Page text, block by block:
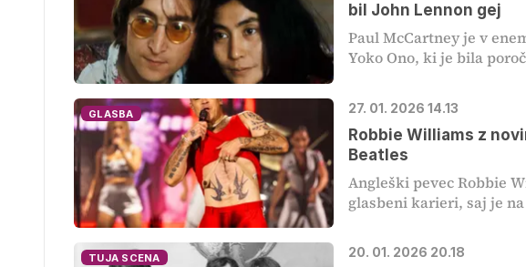
bil John Lennon gej
Paul McCartney je v
Yoko Ono, ki je bila
GLASBA 27. 01. 2026 14.13
Robbie Williams z
Beatles
Angleški pevec Robbie
glasbeni karieri, saj je na
TUJA SCENA 20. 01. 2026 20.18